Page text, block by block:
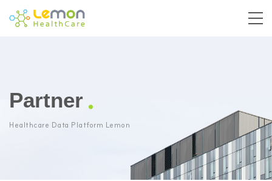
Partner
Healthcare Data Platform Lemon